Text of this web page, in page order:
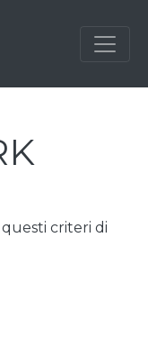
questi criteri di